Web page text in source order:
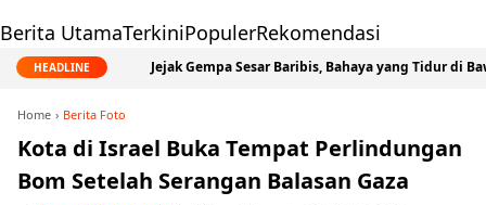
Berita UtamaTerkiniPopulerRekomendasi
HEADLINE Jejak Gempa Sesar Baribis, Bahaya yang Tidur di Bawah
Home Berita Foto
Kota di Israel Buka Tempat Perlindungan
Bom Setelah Serangan Balasan Gaza